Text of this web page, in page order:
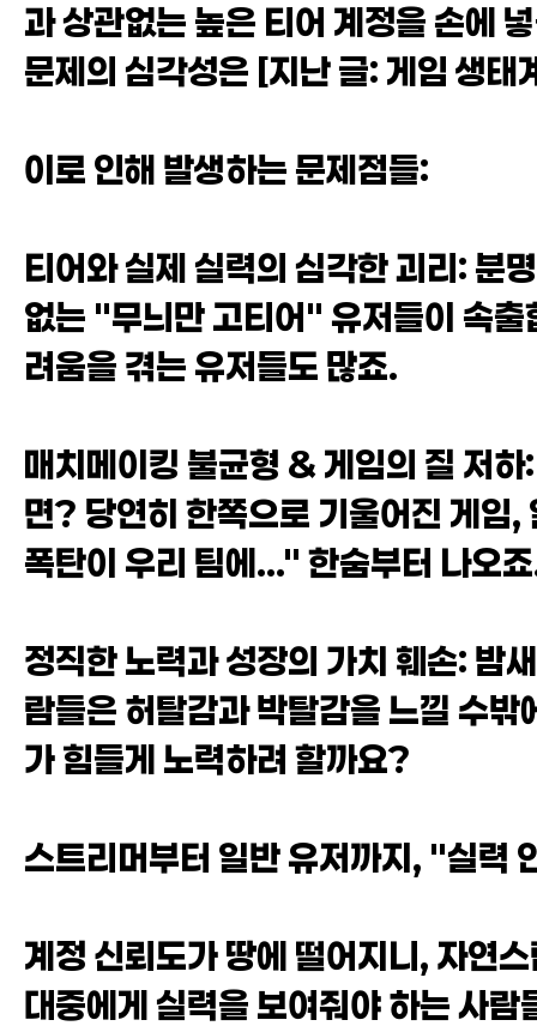
과 상관없는 높은 티어 계정을 손에
문제의 심각성은 [지난 글: 게임 생
이로 인해 발생하는 문제점들:
티어와 실제 실력의 심각한 괴리: 분
없는 "무늬만 고티어" 유저들이 속출
려움을 겪는 유저들도 많죠.
매치메이킹 불균형 & 게임의 질 저
면? 당연히 한쪽으로 기울어진 게임
폭탄이 우리 팀에..." 한숨부터 나오
정직한 노력과 성장의 가치 훼손: 밤
람들은 허탈감과 박탈감을 느낄 수
가 힘들게 노력하려 할까요?
스트리머부터 일반 유저까지, "실력
계정 신뢰도가 땅에 떨어지니, 자연
대중에게 실력을 보여줘야 하는 사람